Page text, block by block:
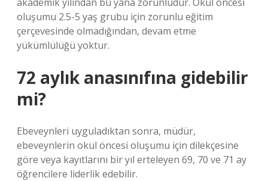
oluşumu 2.5-5 yaş grubu için zorunlu eğitim
çerçevesinde olmadığından, devam etme
yükümlülüğü yoktur.
72 aylık anasınıfına gidebilir
mi?
Ebeveynleri uyguladıktan sonra, müdür,
ebeveynlerin okul öncesi oluşumu için dilekçesine
göre veya kayıtlarını bir yıl erteleyen 69, 70 ve 71 ay
öğrencilere liderlik edebilir.